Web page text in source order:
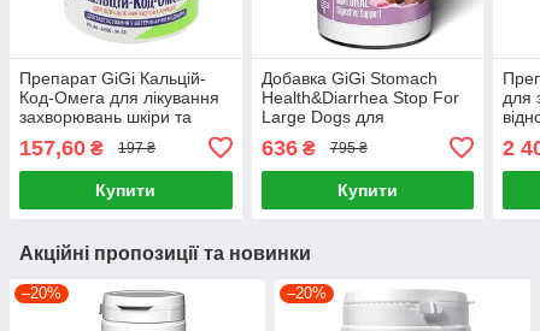
Препарат GiGi Кальцій-
Код-Омега для лікування
захворювань шкіри та
кісток у собак та котів 21
таблеток
157,60 ₴ 197 ₴
Купити
Добавка GiGi Stomach
Health&Diarrhea Stop For
Large Dogs для
системи у собак великих
порід 80 таблеток
636₴ 795 ₴
Купити
для
2
Акційні пропозиції та новинки
–20% –20%